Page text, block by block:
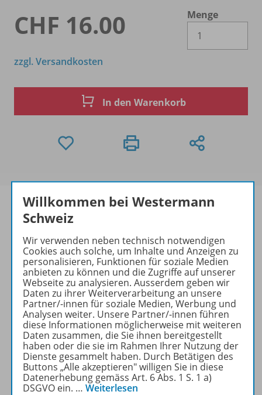
CHF 16.00
Menge
zzgl. Versandkosten
In den Warenkorb
Produktinformationen
Beschreibung
Zugehörige Produkte
Benachrichtigungs-Service
Willkommen bei Westermann
Schweiz
Wir verwenden neben technisch notwendigen
Cookies auch solche, um Inhalte und Anzeigen zu
personalisieren, Funktionen für soziale Medien
anbieten zu können und die Zugriffe auf unserer
Webseite zu analysieren. Ausserdem geben wir
Daten zu ihrer Weiterverarbeitung an unsere
Partner/-innen für soziale Medien, Werbung und
Analysen weiter. Unsere Partner/-innen führen
diese Informationen möglicherweise mit weiteren
Daten zusammen, die Sie ihnen bereitgestellt
haben oder die sie im Rahmen Ihrer Nutzung der
Dienste gesammelt haben. Durch Betätigen des
Buttons „Alle akzeptieren" willigen Sie in diese
Datenerhebung gemäss Art. 6 Abs. 1 S. 1 a)
DSGVO ein. … Weiterlesen